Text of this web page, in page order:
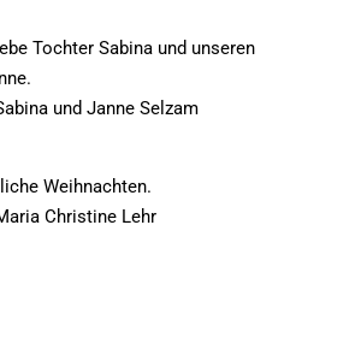
Tochter Sabina und unseren
und Janne Selzam
Weihnachten.
Christine Lehr